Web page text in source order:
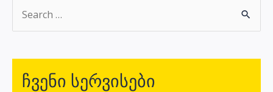
ჩვენი სერვისები